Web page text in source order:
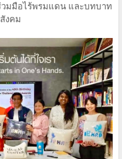
วมมือไร้พรมแดน และบทบาท
งคม